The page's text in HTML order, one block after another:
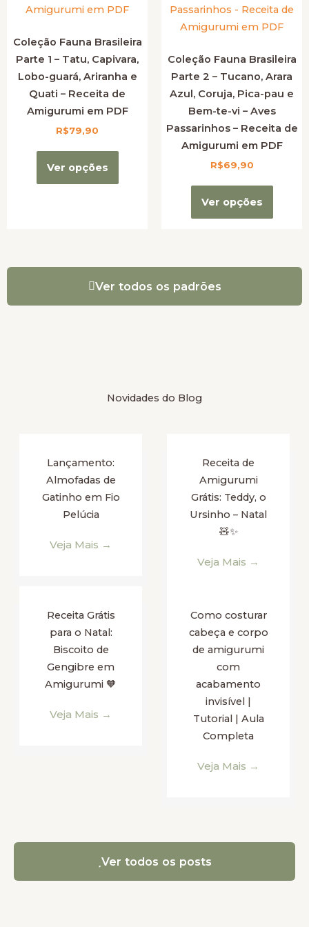
Coleção Fauna Brasileira
Parte 1 – Tatu, Capivara,
Lobo-guará, Ariranha e
Quati – Receita de
Amigurumi em PDF
R$79,90
Ver opções
Coleção Fauna Brasileira
Parte 2 – Tucano, Arara
Azul, Coruja, Pica-pau e
Bem-te-vi – Aves
Passarinhos – Receita de
Amigurumi em PDF
R$69,90
Ver opções
Ver todos os padrões
Novidades do Blog
Lançamento:
Almofadas de
Gatinho em Fio
Pelúcia
Veja Mais →
Receita de
Amigurumi
Grátis: Teddy, o
Ursinho – Natal
🧸✨
Veja Mais →
Receita Grátis
para o Natal:
Biscoito de
Gengibre em
Amigurumi 🧡
Veja Mais →
Como costurar
cabeça e corpo
de amigurumi
com
acabamento
invisível |
Tutorial | Aula
Completa
Veja Mais →
Ver todos os posts